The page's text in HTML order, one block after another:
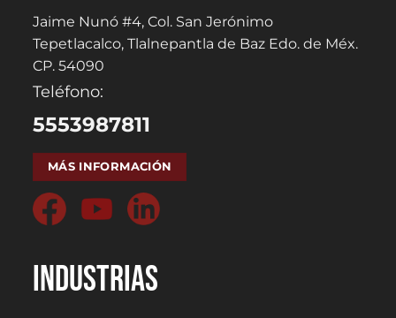
Jaime Nunó #4, Col. San Jerónimo
Tepetlacalco, Tlalnepantla de Baz Edo. de Méx.
CP. 54090
Teléfono:
5553987811
MÁS INFORMACIÓN
Industrias